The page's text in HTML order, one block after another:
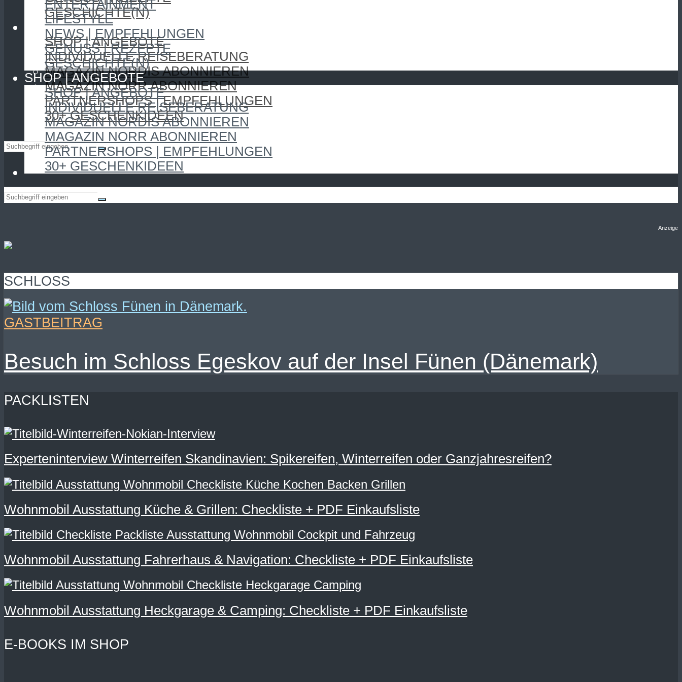
GESCHICHTE(N)
SHOP | ANGEBOTE
SHOP | ANGEBOTE
INDIVIDUELLE REISEBERATUNG
MAGAZIN NORDIS ABONNIEREN
MAGAZIN NORR ABONNIEREN
PARTNERSHOPS | EMPFEHLUNGEN
30+ GESCHENKIDEEN
ENTERTAINMENT
LIFESTYLE
NEWS | EMPFEHLUNGEN
GENUSS | REZEPTE
GESCHICHTE(N)
SHOP | ANGEBOTE
SHOP | ANGEBOTE
INDIVIDUELLE REISEBERATUNG
MAGAZIN NORDIS ABONNIEREN
MAGAZIN NORR ABONNIEREN
PARTNERSHOPS | EMPFEHLUNGEN
30+ GESCHENKIDEEN
Anzeige
SCHLOSS
GASTBEITRAG
Besuch im Schloss Egeskov auf der Insel Fünen (Dänemark)
PACKLISTEN
Experteninterview Winterreifen Skandinavien: Spikereifen, Winterreifen oder Ganzjahresreifen?
Wohnmobil Ausstattung Küche & Grillen: Checkliste + PDF Einkaufsliste
Wohnmobil Ausstattung Fahrerhaus & Navigation: Checkliste + PDF Einkaufsliste
Wohnmobil Ausstattung Heckgarage & Camping: Checkliste + PDF Einkaufsliste
E-BOOKS IM SHOP